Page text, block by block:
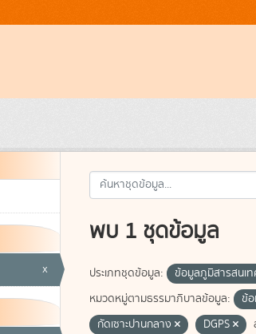
x
พบ 1 ชุดข้อมูล
ประเภทชุดข้อมูล: ข้อมูลภูมิสารสนเ
หมวดหมู่ตามธรรมาภิบาลข้อมูล:
ข้
กัดเซาะปานกลาง
DGPS